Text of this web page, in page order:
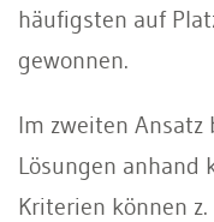
häufigsten auf
gewonnen.
Im zweiten Ansatz
Lösungen anhand
Kriterien können